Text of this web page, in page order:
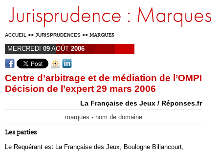
Jurisprudence : Marques
ACCUEIL >> JURISPRUDENCES >> MARQUES
MERCREDI 09 AOÛT 2006
Centre d’arbitrage et de médiation de l’OMPI
Décision de l’expert 29 mars 2006
La Française des Jeux / Réponses.fr
marques - nom de domaine
Les parties
Le Requérant est La Française des Jeux, Boulogne Billancourt,